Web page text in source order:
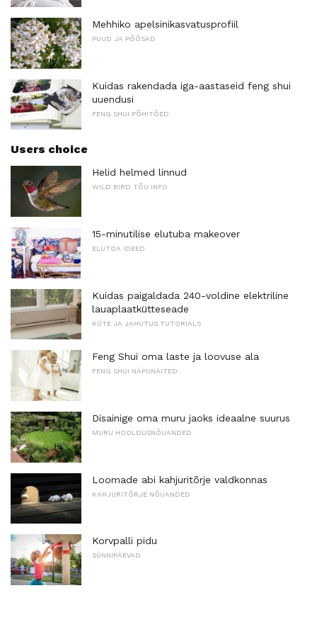
Mehhiko apelsinikasvatusprofiil
PUUD JA PÕÕSAD
Kuidas rakendada iga-aastaseid feng shui
uuendusi
FENG SHUI PÕHITÕED
Users choice
Helid helmed linnud
WILD BIRD TÕU INFO
15-minutilise elutuba makeover
ELUTOA IDEED
Kuidas paigaldada 240-voldine elektriline
lauaplaatkütteseade
KÜTE JA JAHUTUS TUTORIALS
Feng Shui oma laste ja loovuse ala
FENG SHUI NÄPUNÄITED
Disainige oma muru jaoks ideaalne suurus
MURU HOOLDUSNÕUANDED
Loomade abi kahjuritõrje valdkonnas
KAHJURITÕRJE NÕUANDED
Korvpalli pidu
SÜNNIPÄEVAD